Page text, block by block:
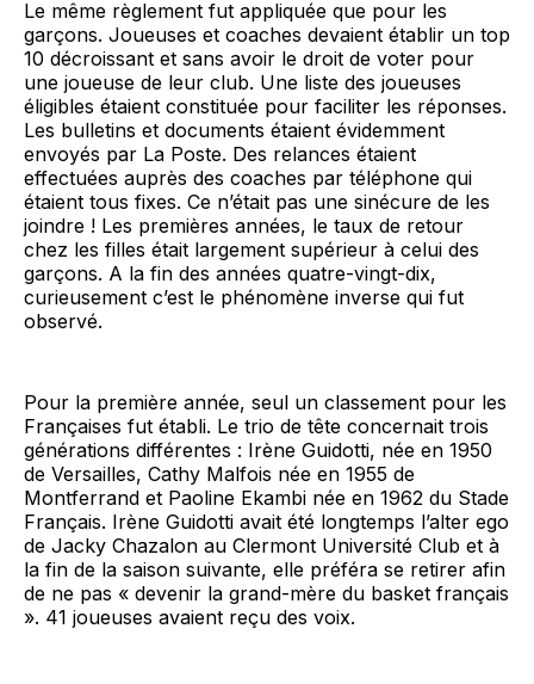
Le même règlement fut appliquée que pour les
garçons. Joueuses et coaches devaient établir un top
10 décroissant et sans avoir le droit de voter pour
une joueuse de leur club. Une liste des joueuses
éligibles étaient constituée pour faciliter les réponses.
Les bulletins et documents étaient évidemment
envoyés par La Poste. Des relances étaient
effectuées auprès des coaches par téléphone qui
étaient tous fixes. Ce n’était pas une sinécure de les
joindre ! Les premières années, le taux de retour
chez les filles était largement supérieur à celui des
garçons. A la fin des années quatre-vingt-dix,
curieusement c’est le phénomène inverse qui fut
observé.
Pour la première année, seul un classement pour les
Françaises fut établi. Le trio de tête concernait trois
générations différentes : Irène Guidotti, née en 1950
de Versailles, Cathy Malfois née en 1955 de
Montferrand et Paoline Ekambi née en 1962 du Stade
Français. Irène Guidotti avait été longtemps l’alter ego
de Jacky Chazalon au Clermont Université Club et à
la fin de la saison suivante, elle préféra se retirer afin
de ne pas « devenir la grand-mère du basket français
». 41 joueuses avaient reçu des voix.